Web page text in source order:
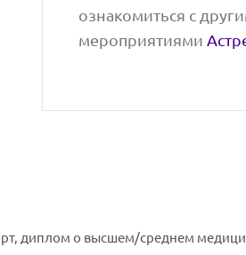
ознакомиться с
мероприятиями
диплом о высшем/среднем